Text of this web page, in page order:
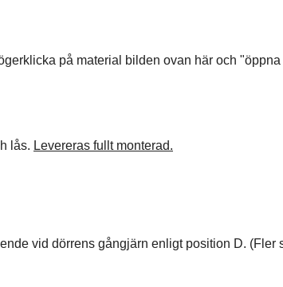
på material bilden ovan här och
lås. Levereras fullt monterad.
vid dörrens gångjärn enligt position D. (Fler